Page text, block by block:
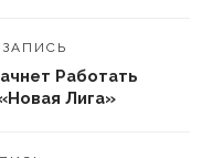
Работать
Лига»